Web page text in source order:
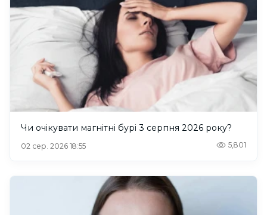
Чи очікувати магнітні бурі 3 серпня 2026 року?
02 сер. 2026 18:55 5,801